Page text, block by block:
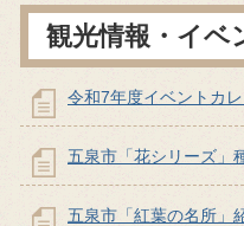
観光情報・イベ
令和7年度イベントカ
五泉市「花シリーズ」
五泉市「紅葉の名所」